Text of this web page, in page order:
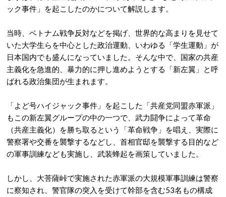
ック事件」を起こしたのかについて解説します。
当時、ベトナム戦争反対などを掲げ、世界的な高まりを見せて
いた大学生らを中心とした政治運動、いわゆる「学生運動」が
日本国内でも盛んになっていました。そんな中で、国家の共産
主義化を急進的、暴力的に押し進めようとする「新左翼」と呼
ばれる政治集団が生まれます。
「よど号ハイジャック事件」を起こした「共産党同盟赤軍派」
もこの新左翼グループの中の一つで、武力闘争によって革命
（共産主義化）を勝ち取るという「革命戦争」を唱え、実際に
警察署や交番を襲撃するなどし、首相官邸を襲撃する目的など
の軍事訓練なども実施し、武装蜂起を画策していました。
しかし、大菩薩峠で実施された赤軍派の大規模軍事訓練は警察
に察知され、警官隊の突入を受けて幹部を含む53名もの構成